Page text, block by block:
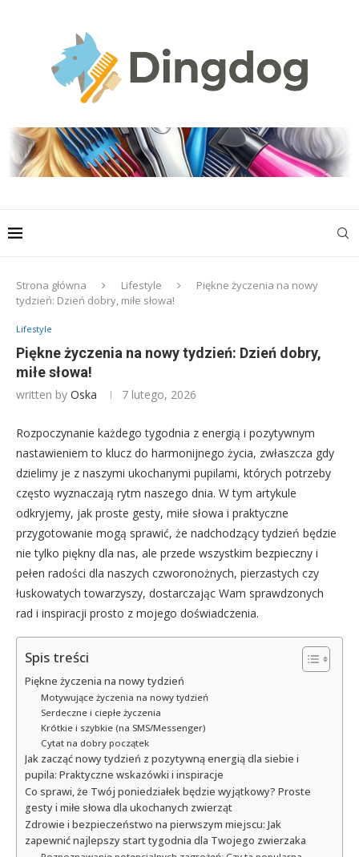
Strona główna Lifestyle
Piękne życzenia na nowy
tydzień: Dzień dobry, miłe słowa!
Lifestyle
Piękne życzenia na nowy tydzień: Dzień dobry,
miłe słowa!
written by Oska 7 lutego, 2026
Rozpoczynanie każdego tygodnia z energią i pozytywnym
nastawieniem to klucz do harmonijnego życia, zwłaszcza gdy
dzielimy je z naszymi ukochanymi pupilami, których potrzeby
często wyznaczają rytm naszego dnia. W tym artykule
odkryjemy, jak proste gesty, miłe słowa i praktyczne
przygotowanie mogą sprawić, że nadchodzący tydzień będzie
nie tylko piękny dla nas, ale przede wszystkim bezpieczny i
pełen radości dla naszych czworonożnych, pierzastych czy
łuskowatych towarzyszy, dostarczając Wam sprawdzonych
rad i inspiracji prosto z mojego doświadczenia.
Spis treści
Piękne życzenia na nowy tydzień
Motywujące życzenia na nowy tydzień
Serdeczne i ciepłe życzenia
Krótkie i szybkie (na SMS/Messenger)
Cytat na dobry początek
Jak zacząć nowy tydzień z pozytywną energią dla siebie i
pupila: Praktyczne wskazówki i inspiracje
Co sprawi, że Twój poniedziałek będzie wyjątkowy? Proste
gesty i miłe słowa dla ukochanych zwierząt
Zdrowie i bezpieczeństwo na pierwszym miejscu: Jak
zapewnić najlepszy start tygodnia dla Twojego zwierzaka